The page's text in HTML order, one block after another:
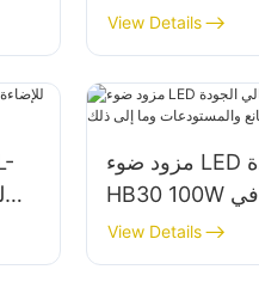
وإضاءة مواقع البناء
View Details
مزود ضوء LED عالي الجودة KML-
HB30 100W للإضاءة الداخلية في
View Details